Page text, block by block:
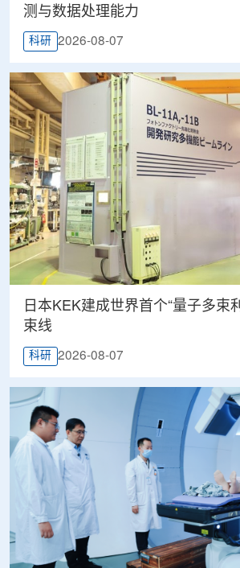
测与数据处理能力
科研 2026-08-07
日本KEK建成世界首个“量子多束
束线
科研 2026-08-07